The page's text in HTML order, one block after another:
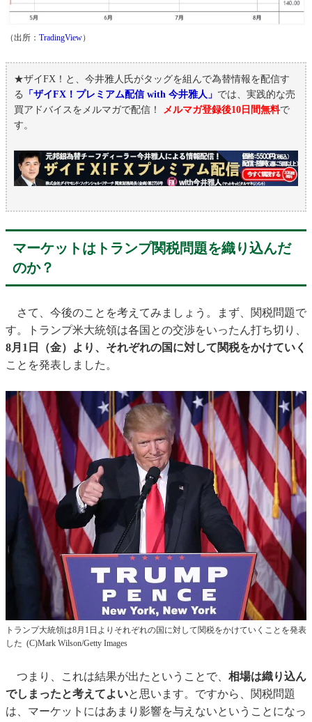
（出所： TradingView）
★ザイFX！と、今井雅人氏がタッグを組んで為替情報を配信す
る
「ザイFX！プレミアム配信 with 今井雅人」 では、実践的な売
買アドバイスをメルマガで配信！
メルマガ登録後10日間無料で
す。
マーケットはトランプ関税問題を織り込んだ
のか？
さて、今後のことを考えてみましょう。まず、関税問題で
す。トランプ米大統領は各国との交渉をいったん打ち切り、
8月1日（金）より、それぞれの国に対して関税をかけていく
ことを発表しました。
トランプ大統領は8月1日よりそれぞれの国に対して関税をかけていくことを発表
した (C)Mark Wilson/Getty Images
つまり、これは結果が出たということで、 相場は織り込ん
でしまったと考えてよいと思います。ですから、関税問題
は、マーケットにはあまり影響を与えないということになっ